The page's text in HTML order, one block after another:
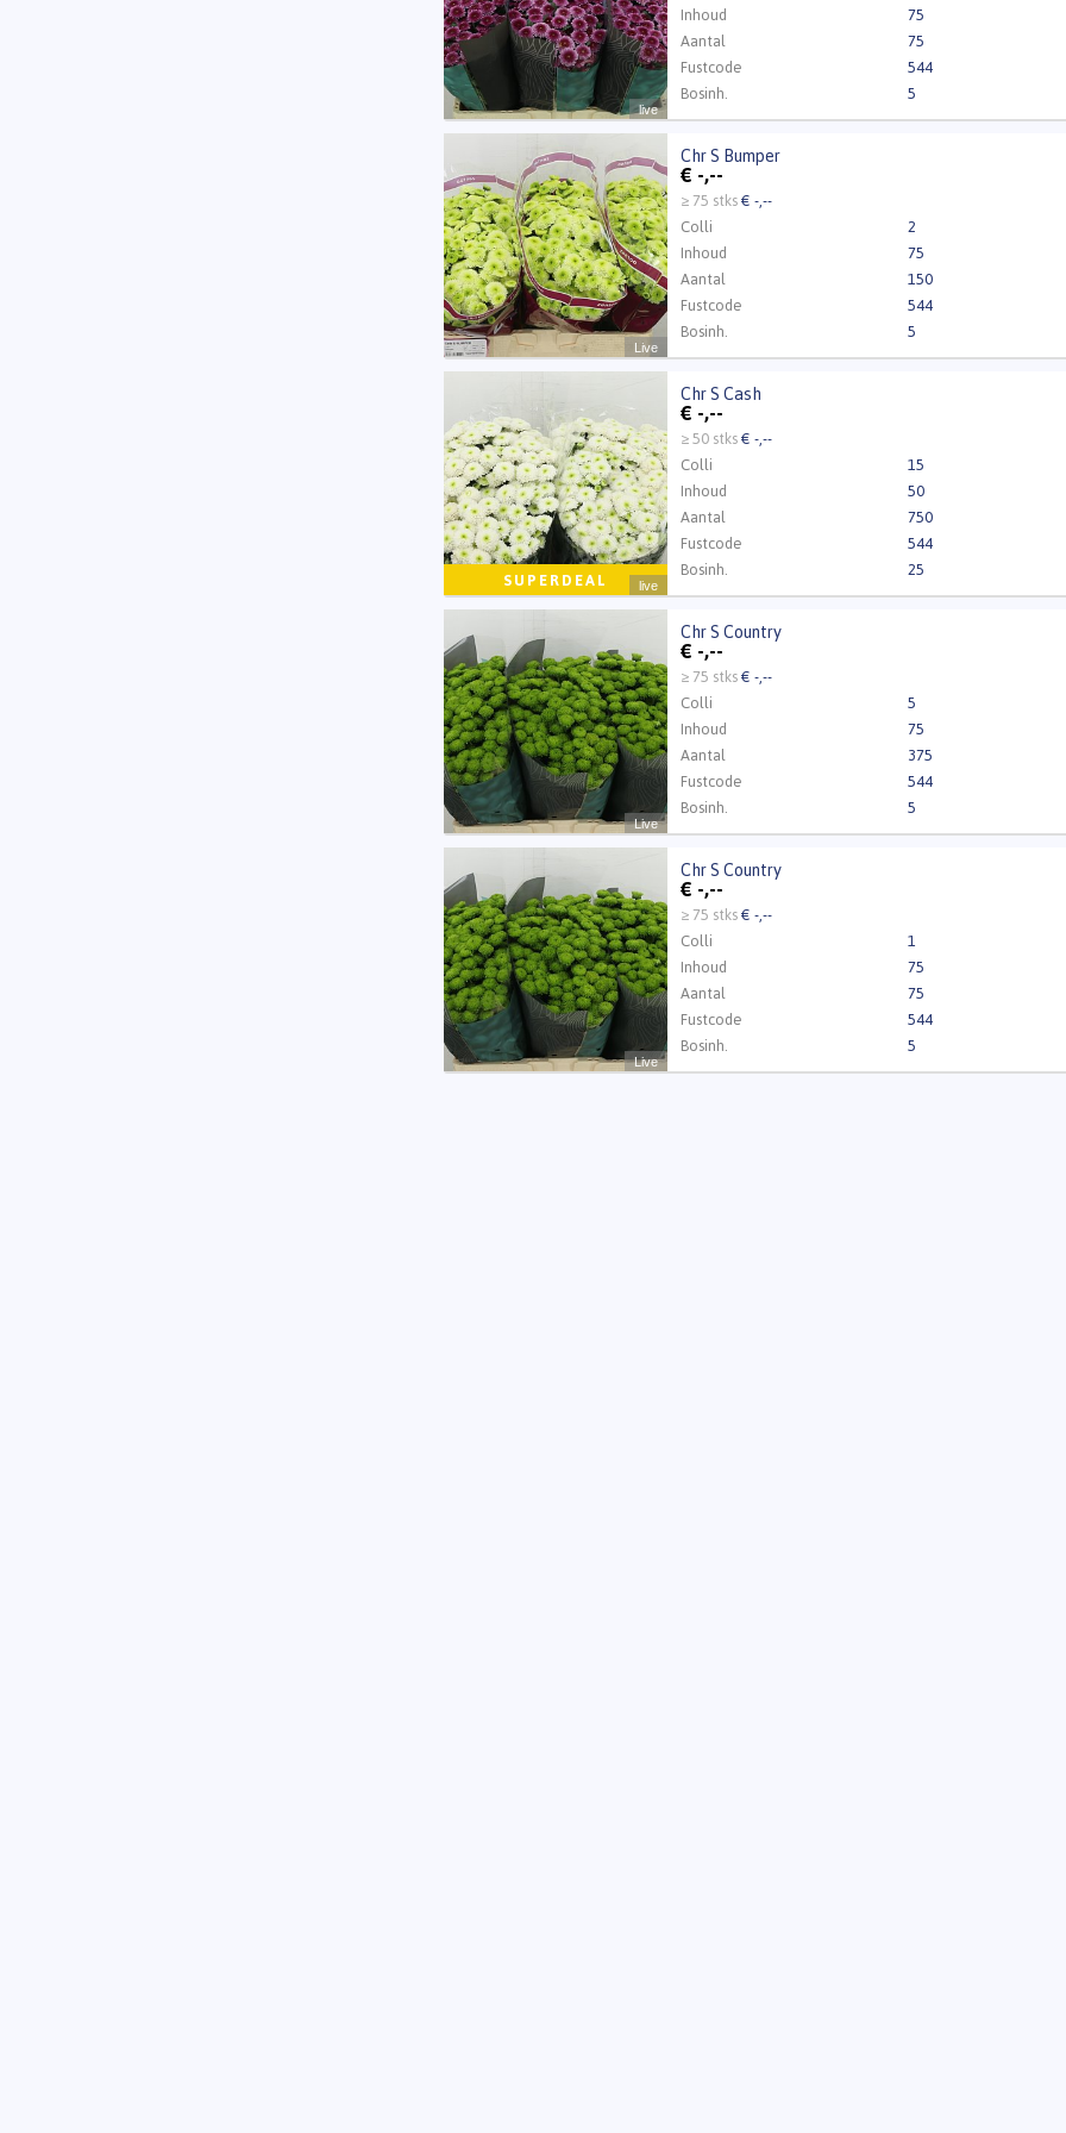
live
Inhoud
75
Aantal
75
Fustcode
544
Bosinh.
5
Kweker
Live
Chr S Bumper
€ -,--
≥ 75 stks€ -,--
Colli
2
Inhoud
75
Aantal
150
Fustcode
544
Bosinh.
5
Kweker
Chr S Bumper
U moet ingelogd zijn om te kunnen kopen.
SUPERDEAL live
Chr S Cash
€ -,--
≥ 50 stks€ -,--
Colli
15
Inhoud
50
Aantal
750
Fustcode
544
Bosinh.
25
Kweker
U moet ingelogd zijn om te kunnen kopen.
Live
Chr S Country
€ -,--
≥ 75 stks€ -,--
Colli
5
Inhoud
75
Aantal
375
Fustcode
544
Bosinh.
5
Chr S Country
U moet ingelogd zijn om te kunnen kopen.
Live
Chr S Country
€ -,--
≥ 75 stks€ -,--
Colli
1
Inhoud
75
Aantal
75
Fustcode
544
Bosinh.
5
Chr S Country
U moet ingelogd zijn om te kunnen kopen.